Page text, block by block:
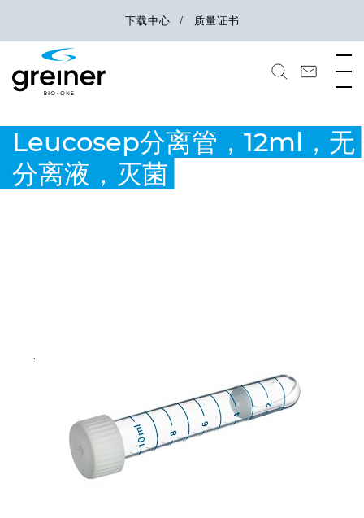
下载中心 质量证书
Leucosep分离管，12ml，无
分离液，灭菌